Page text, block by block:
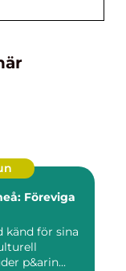
Föreviga
känd för sina
p&arin...